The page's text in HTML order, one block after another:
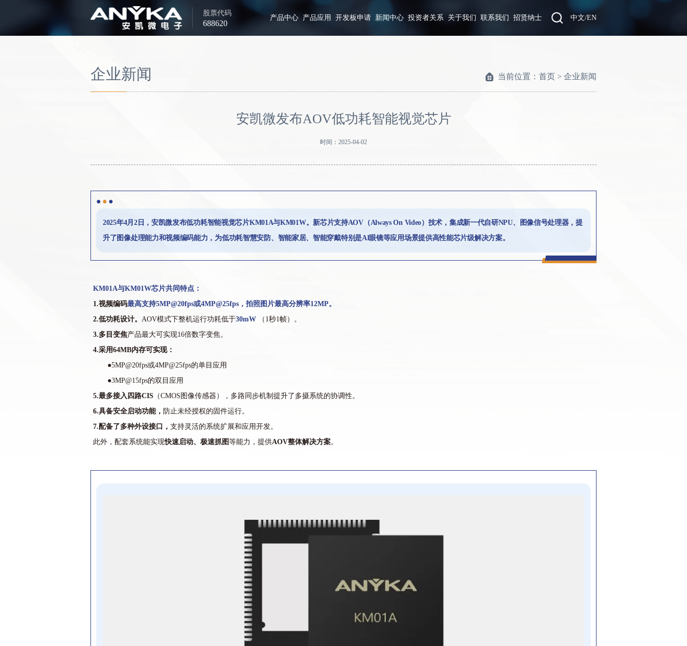
中文/EN
产品中心 产品应用 开发板申请 新闻中心 投资者关系 关于我们 联系我们 招贤纳士
股票代码
688620
当前位置： 首页 > 企业新闻
企业新闻
安凯微发布AOV低功耗智能视觉芯片
时间：2025-04-02
● ● ●
2025年4月2日，安凯微发布低功耗智能视觉芯片KM01A与KM01W。新芯片支持AOV（Always On Video）技术，集成新一代自研NPU、图像信号处理器，提
升了图像处理能力和视频编码能力，为低功耗智慧安防、智能家居、智能穿戴特别是AI眼镜等应用场景提供高性能芯片级解决方案。
KM01A与KM01W芯片共同特点：
1.视频编码最高支持5MP@20fps或4MP@25fps，拍照图片最高分辨率12MP。
2.低功耗设计。 AOV模式下整机运行功耗低于30mW （1秒1帧）。
3.多目变焦产品最大可实现16倍数字变焦。
4.采用64MB内存可实现：
●5MP@20fps或4MP@25fps的单目应用
●3MP@15fps的双目应用
5.最多接入四路CIS （CMOS图像传感器 ），多路同步机制提升了多摄系统的协调性。
6.具备安全启动功能， 防止未经授权的固件运行。
7.配备了多种外设接口， 支持灵活的系统扩展和应用开发。
此外，配套系统能实现快速启动、极速抓图等能力，提供AOV整体解决方案。